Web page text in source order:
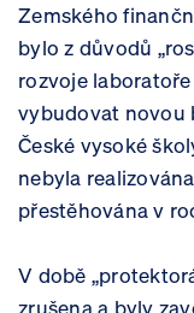
Zemského
bylo z důvodů
rozvoje
vybudovat novou
České vysoké
nebyla
přestěhována v
V době